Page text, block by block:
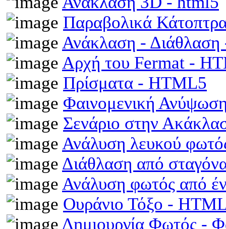
Παραβολικά
Ανάκλαση -
Αρχή του Fermat -
Πρίσματα - HTML5
Φαινομενική
Σενάριο στην
Ανάλυση λευκού
Διάθλαση από
Ανάλυση φωτός από
Ουράνιο Τόξο -
Δημιουργία Φωτός -